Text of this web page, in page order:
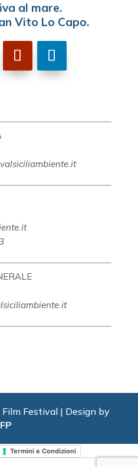
al mare.
Vito Lo Capo.
Festival | Design by
FP
Termini e Condizioni